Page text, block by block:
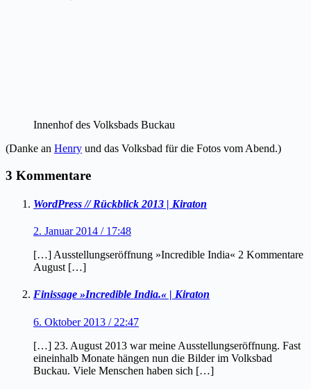
Innenhof des Volksbads Buckau
(Danke an Henry und das Volksbad für die Fotos vom Abend.)
3 Kommentare
WordPress // Rückblick 2013 | Kiraton
2. Januar 2014 / 17:48
[…] Ausstellungseröffnung »Incredible India« 2 Kommentare
August […]
Finissage »Incredible India.« | Kiraton
6. Oktober 2013 / 22:47
[…] 23. August 2013 war meine Ausstellungseröffnung. Fast
eineinhalb Monate hängen nun die Bilder im Volksbad
Buckau. Viele Menschen haben sich […]